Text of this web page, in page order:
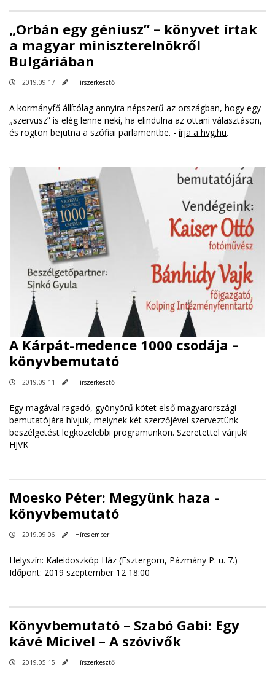
„Orbán egy géniusz” – könyvet írtak
a magyar miniszterelnökről
Bulgáriában
2019.09.17 Hírszerkesztő
A kormányfő állítólag annyira népszerű az országban, hogy egy
„szervusz” is elég lenne neki, ha elindulna az ottani választáson,
és rögtön bejutna a szófiai parlamentbe. - írja a hvg.hu.
A Kárpát-medence 1000 csodája –
könyvbemutató
2019.09.11 Hírszerkesztő
Egy magával ragadó, gyönyörű kötet első magyarországi
bemutatójára hívjuk, melynek két szerzőjével szerveztünk
beszélgetést legközelebbi programunkon. Szeretettel várjuk!
HJVK
Moesko Péter: Megyünk haza -
könyvbemutató
2019.09.06 Híres ember
Helyszín: Kaleidoszkóp Ház (Esztergom, Pázmány P. u. 7.)
Időpont: 2019 szeptember 12 18:00
Könyvbemutató – Szabó Gabi: Egy
kávé Micivel – A szóvivők
2019.05.15 Hírszerkesztő